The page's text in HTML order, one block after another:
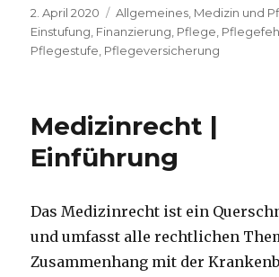
Veröffentlicht
am
2. April 2020 Kategorien
Allgemeines Medizin und
Einstufung Finanzierung Pflege
Pflegestufe Pflegeversicherung
Medizinrecht |
Einführung
Das Medizinrecht ist ein
und umfasst alle rechtlichen
Zusammenhang mit der